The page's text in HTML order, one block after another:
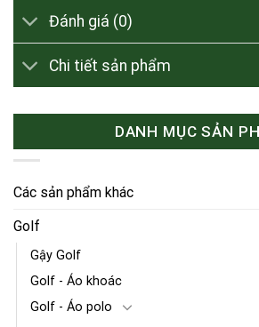
Đánh giá (0)
Chi tiết sản phẩm
DANH MỤC SẢN
Các sản phẩm khác
Golf
Gậy Golf
Golf - Áo khoác
Golf - Áo polo